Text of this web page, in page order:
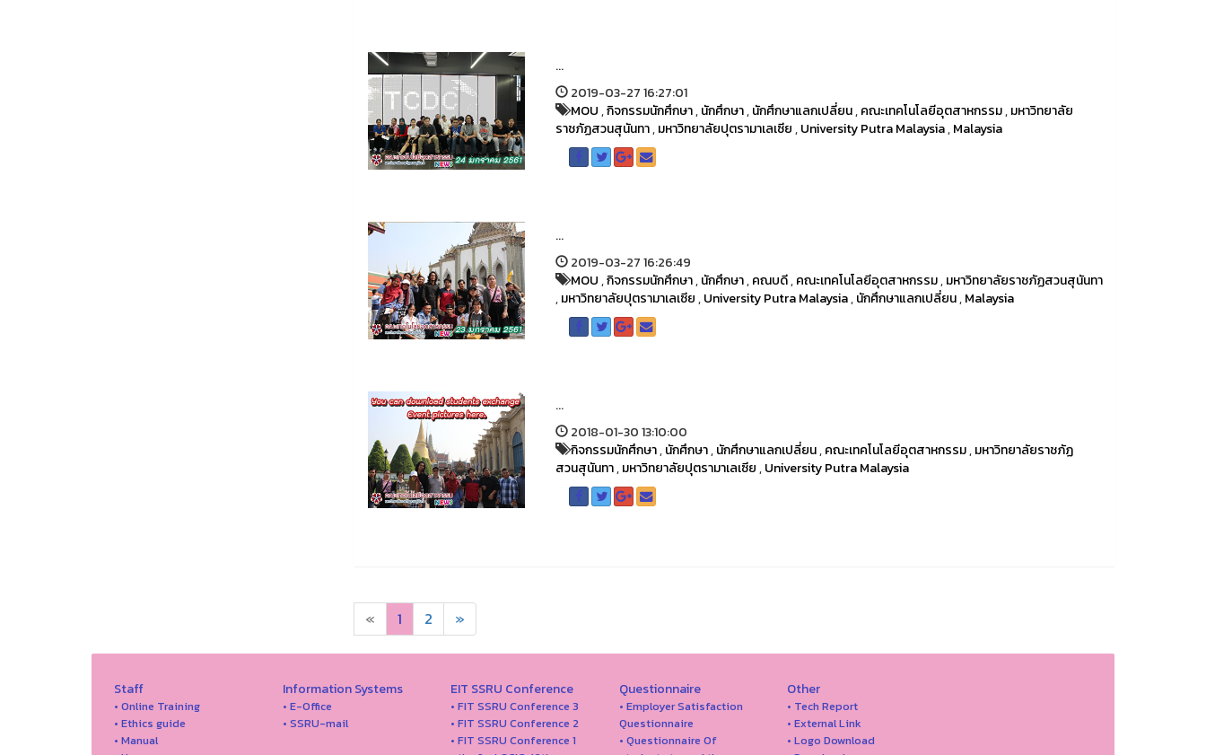
...
2019-03-27 16:27:01
MOU,กิจกรรมนักศึกษา,นักศึกษา,นักศึกษาแลกเปลี่ยน,คณะเทคโนโลยีอุตสาหกรรม,มหาวิทยาลัย
ราชภัฏสวนสุนันทา,มหาวิทยาลัยปุตรามาเลเซีย,University Putra Malaysia,Malaysia
...
2019-03-27 16:26:49
MOU,กิจกรรมนักศึกษา,นักศึกษา,คณบดี,คณะเทคโนโลยีอุตสาหกรรม,มหาวิทยาลัยราชภัฏสวนสุนันทา
,มหาวิทยาลัยปุตรามาเลเซีย,University Putra Malaysia,นักศึกษาแลกเปลี่ยน,Malaysia
...
2018-01-30 13:10:00
กิจกรรมนักศึกษา,นักศึกษา,นักศึกษาแลกเปลี่ยน,คณะเทคโนโลยีอุตสาหกรรม,มหาวิทยาลัยราชภัฏ
สวนสุนันทา,มหาวิทยาลัยปุตรามาเลเซีย,University Putra Malaysia
« 1 2 »
Staff
• Online Training
• Ethics guide
• Manual
Information Systems
• E-Office
• SSRU-mail
EIT SSRU Conference
• FIT SSRU Conference 3
• FIT SSRU Conference 2
• FIT SSRU Conference 1
Questionnaire
• Employer Satisfaction
Questionnaire
• Questionnaire Of
Other
• Tech Report
• External Link
• Logo Download